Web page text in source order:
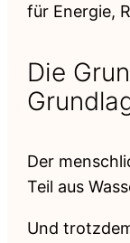
für Energie,
Die
Der
Teil aus
Und